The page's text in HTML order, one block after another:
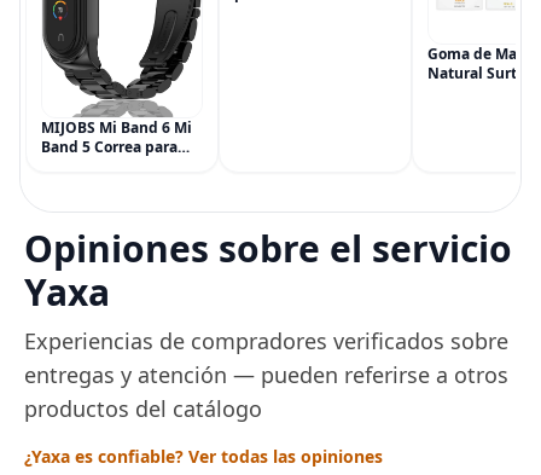
MIJOBS Mi Band 6 Mi
Band 5 Correa para
de metal para Mi
Smart Band 6
Goma de
Natural
Opiniones sobre el servicio
Yaxa
Experiencias de compradores verificados sobre
entregas y atención — pueden referirse a otros
productos del catálogo
¿Yaxa es confiable? Ver todas las opiniones